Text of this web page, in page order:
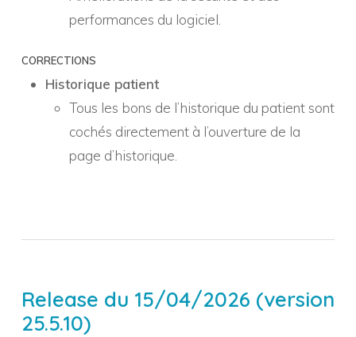
performances du logiciel.
CORRECTIONS
Historique patient
Tous les bons de l’historique du patient sont
cochés directement à l’ouverture de la
page d’historique.
Release du 15/04/2026 (version
25.5.10)